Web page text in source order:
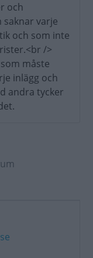
och
varje
och som inte
/>
måste
inlägg och
andra tycker